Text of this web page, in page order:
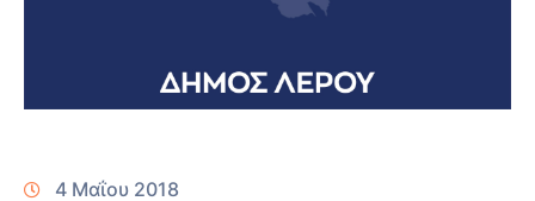
4 Μαΐου 2018